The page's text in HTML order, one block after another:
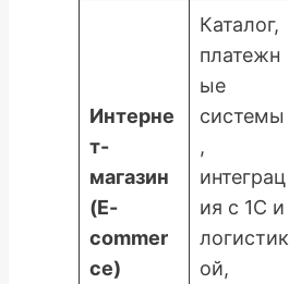
Интерне
т-
магазин
(E-
commer
ce)
Каталог,
платежн
ые
системы
,
интеграц
ия с 1С и
логистик
ой,